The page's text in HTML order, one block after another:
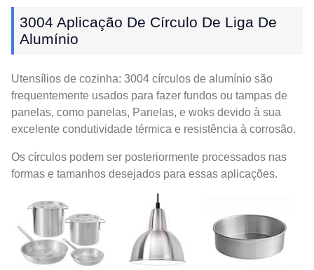
3004 Aplicação De Círculo De Liga De
Alumínio
Utensílios de cozinha: 3004 círculos de alumínio são
frequentemente usados ​​​​para fazer fundos ou tampas de
panelas, como panelas, Panelas, e woks devido à sua
excelente condutividade térmica e resistência à corrosão.
Os círculos podem ser posteriormente processados ​​nas
formas e tamanhos desejados para essas aplicações.